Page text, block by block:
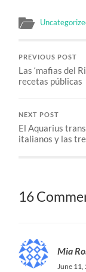
PREVIOUS POST
Las ‘mafias del
recetas públicas
NEXT POST
El Aquarius
italianos y las
16
Mia
June 11,